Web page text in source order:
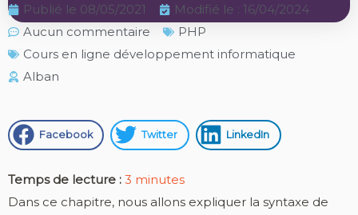
Publié le 08/05/2021
Modifié le : 16/04/2024
Aucun commentaire
PHP
Cours en ligne développement informatique
Alban
Facebook Twitter LinkedIn
Temps de lecture : 3 minutes
Dans ce chapitre, nous allons expliquer la syntaxe de